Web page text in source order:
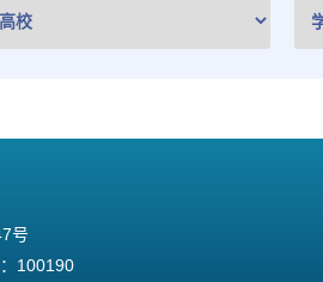
号
100190